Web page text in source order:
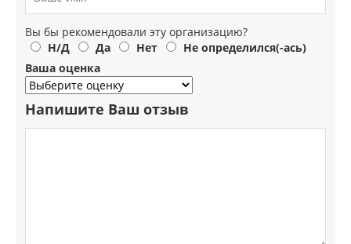
Вы бы рекомендовали эту организацию?
Н/Д
Да Нет
Не определился(-ась)
Ваша оценка
Напишите Ваш отзыв